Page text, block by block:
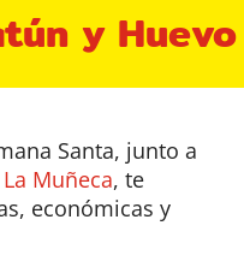
y Huevo
Santa, junto a
Muñeca, te
económicas y